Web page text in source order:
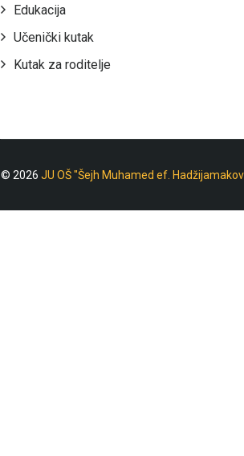
Edukacija
Učenički kutak
Kutak za roditelje
© 2026 JU OŠ "Šejh Muhamed ef.